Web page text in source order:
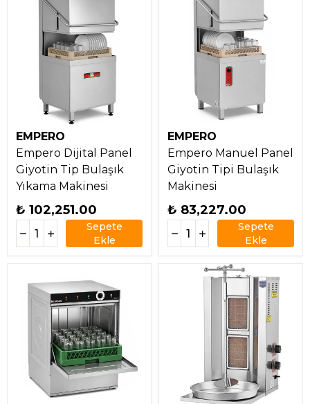
EMPERO
Empero Dijital Panel
Giyotin Tip Bulaşık
Yıkama Makinesi
₺ 102,251.00
Sepete
Ekle
EMPERO
Empero Manuel Panel
Giyotin Tipi Bulaşık
Makinesi
₺ 83,227.00
Sepete
Ekle